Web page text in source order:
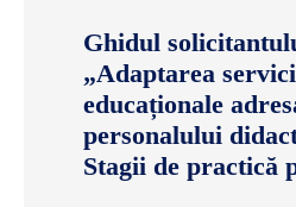
Ghidul
„Adaptarea
educaționale
personalului
Stagii de practică